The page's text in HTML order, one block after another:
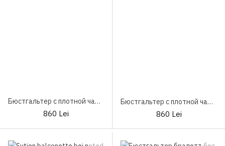
Бюстгальтер с плотной чашкой Bella Lisca
860 Lei
Бюстгальтер с плотной чашкой Lisca Bella Black
860 Lei